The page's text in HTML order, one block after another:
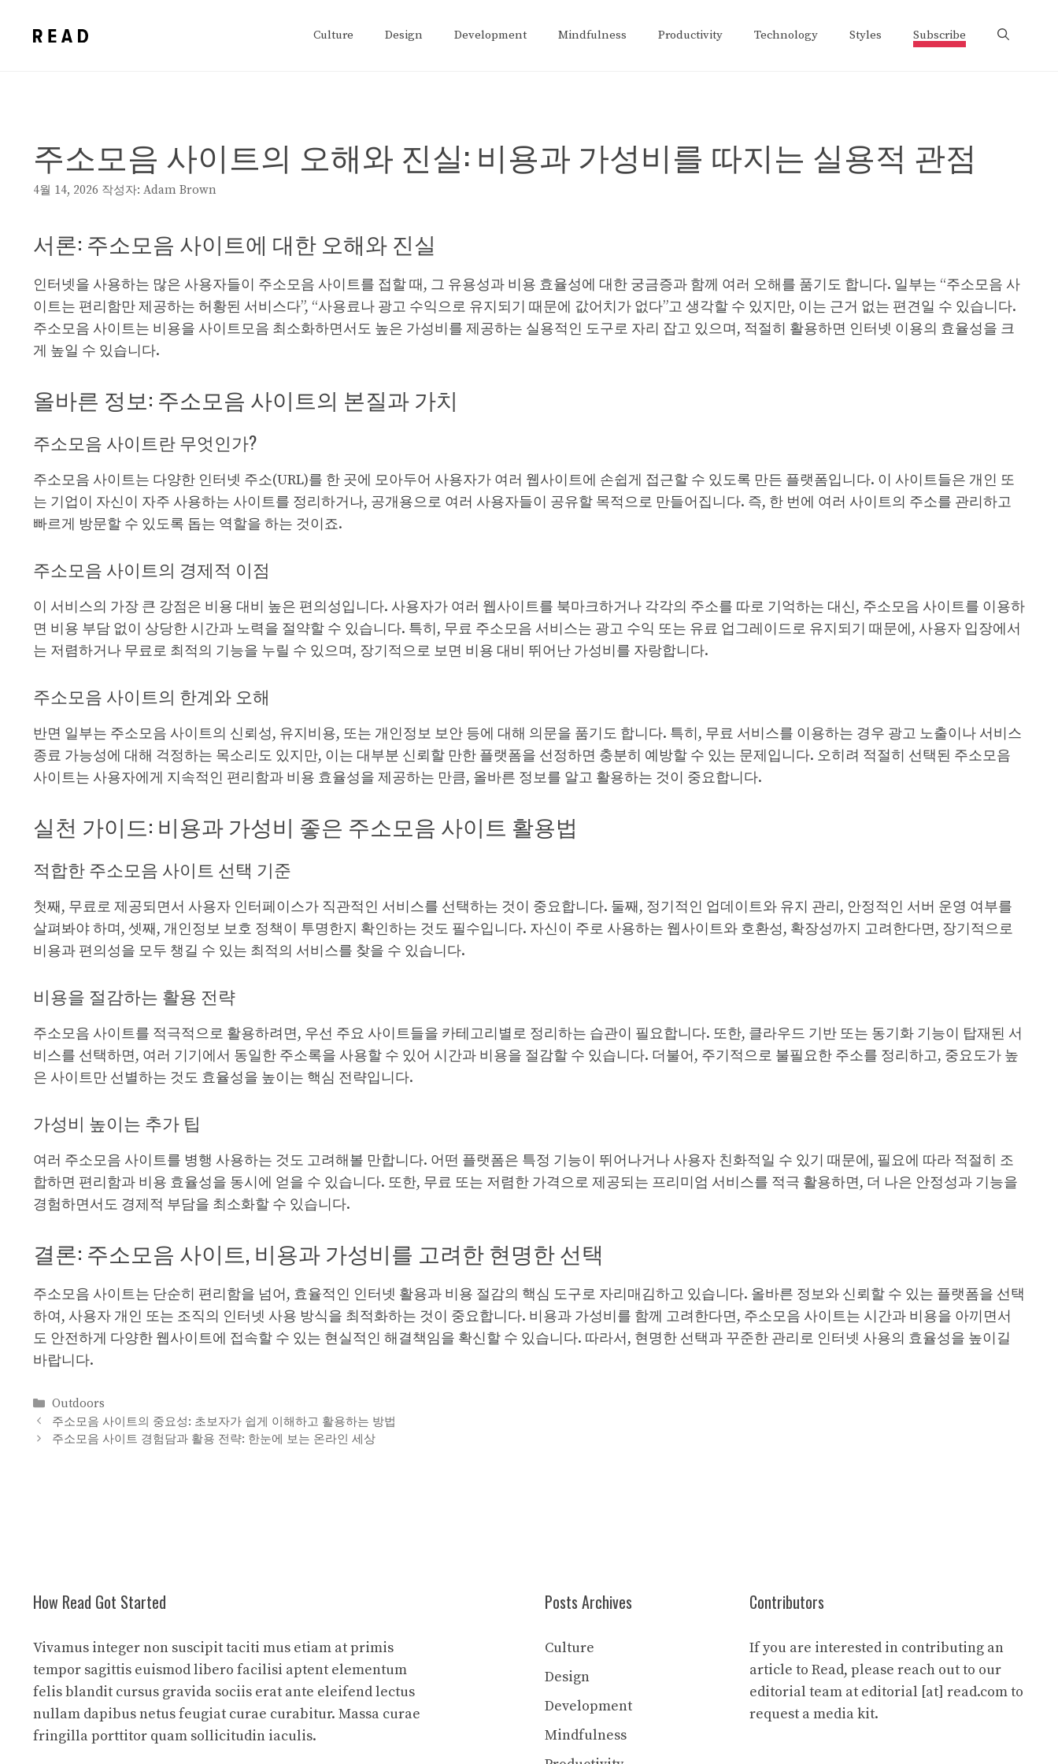
Culture Design Development Mindfulness Productivity Technology Styles Subscribe
주소모음 사이트의 오해와 진실: 비용과 가성비를 따지는 실용적 관점
4월 14, 2026 작성자: Adam Brown
서론: 주소모음 사이트에 대한 오해와 진실
인터넷을 사용하는 많은 사용자들이 주소모음 사이트를 접할 때, 그 유용성과 비용 효율성에 대한 궁금증과 함께 여러 오해를 품기도 합니다. 일부는 “주소모음 사
이트는 편리함만 제공하는 허황된 서비스다”, “사용료나 광고 수익으로 유지되기 때문에 값어치가 없다”고 생각할 수 있지만, 이는 근거 없는 편견일 수 있습니다.
주소모음 사이트는 비용을 사이트모음 최소화하면서도 높은 가성비를 제공하는 실용적인 도구로 자리 잡고 있으며, 적절히 활용하면 인터넷 이용의 효율성을 크
게 높일 수 있습니다.
올바른 정보: 주소모음 사이트의 본질과 가치
주소모음 사이트란 무엇인가?
주소모음 사이트는 다양한 인터넷 주소(URL)를 한 곳에 모아두어 사용자가 여러 웹사이트에 손쉽게 접근할 수 있도록 만든 플랫폼입니다. 이 사이트들은 개인 또
는 기업이 자신이 자주 사용하는 사이트를 정리하거나, 공개용으로 여러 사용자들이 공유할 목적으로 만들어집니다. 즉, 한 번에 여러 사이트의 주소를 관리하고
빠르게 방문할 수 있도록 돕는 역할을 하는 것이죠.
주소모음 사이트의 경제적 이점
이 서비스의 가장 큰 강점은 비용 대비 높은 편의성입니다. 사용자가 여러 웹사이트를 북마크하거나 각각의 주소를 따로 기억하는 대신, 주소모음 사이트를 이용하
면 비용 부담 없이 상당한 시간과 노력을 절약할 수 있습니다. 특히, 무료 주소모음 서비스는 광고 수익 또는 유료 업그레이드로 유지되기 때문에, 사용자 입장에서
는 저렴하거나 무료로 최적의 기능을 누릴 수 있으며, 장기적으로 보면 비용 대비 뛰어난 가성비를 자랑합니다.
주소모음 사이트의 한계와 오해
반면 일부는 주소모음 사이트의 신뢰성, 유지비용, 또는 개인정보 보안 등에 대해 의문을 품기도 합니다. 특히, 무료 서비스를 이용하는 경우 광고 노출이나 서비스
종료 가능성에 대해 걱정하는 목소리도 있지만, 이는 대부분 신뢰할 만한 플랫폼을 선정하면 충분히 예방할 수 있는 문제입니다. 오히려 적절히 선택된 주소모음
사이트는 사용자에게 지속적인 편리함과 비용 효율성을 제공하는 만큼, 올바른 정보를 알고 활용하는 것이 중요합니다.
실천 가이드: 비용과 가성비 좋은 주소모음 사이트 활용법
적합한 주소모음 사이트 선택 기준
첫째, 무료로 제공되면서 사용자 인터페이스가 직관적인 서비스를 선택하는 것이 중요합니다. 둘째, 정기적인 업데이트와 유지 관리, 안정적인 서버 운영 여부를
살펴봐야 하며, 셋째, 개인정보 보호 정책이 투명한지 확인하는 것도 필수입니다. 자신이 주로 사용하는 웹사이트와 호환성, 확장성까지 고려한다면, 장기적으로
비용과 편의성을 모두 챙길 수 있는 최적의 서비스를 찾을 수 있습니다.
비용을 절감하는 활용 전략
주소모음 사이트를 적극적으로 활용하려면, 우선 주요 사이트들을 카테고리별로 정리하는 습관이 필요합니다. 또한, 클라우드 기반 또는 동기화 기능이 탑재된 서
비스를 선택하면, 여러 기기에서 동일한 주소록을 사용할 수 있어 시간과 비용을 절감할 수 있습니다. 더불어, 주기적으로 불필요한 주소를 정리하고, 중요도가 높
은 사이트만 선별하는 것도 효율성을 높이는 핵심 전략입니다.
가성비 높이는 추가 팁
여러 주소모음 사이트를 병행 사용하는 것도 고려해볼 만합니다. 어떤 플랫폼은 특정 기능이 뛰어나거나 사용자 친화적일 수 있기 때문에, 필요에 따라 적절히 조
합하면 편리함과 비용 효율성을 동시에 얻을 수 있습니다. 또한, 무료 또는 저렴한 가격으로 제공되는 프리미엄 서비스를 적극 활용하면, 더 나은 안정성과 기능을
경험하면서도 경제적 부담을 최소화할 수 있습니다.
결론: 주소모음 사이트, 비용과 가성비를 고려한 현명한 선택
주소모음 사이트는 단순히 편리함을 넘어, 효율적인 인터넷 활용과 비용 절감의 핵심 도구로 자리매김하고 있습니다. 올바른 정보와 신뢰할 수 있는 플랫폼을 선택
하여, 사용자 개인 또는 조직의 인터넷 사용 방식을 최적화하는 것이 중요합니다. 비용과 가성비를 함께 고려한다면, 주소모음 사이트는 시간과 비용을 아끼면서
도 안전하게 다양한 웹사이트에 접속할 수 있는 현실적인 해결책임을 확신할 수 있습니다. 따라서, 현명한 선택과 꾸준한 관리로 인터넷 사용의 효율성을 높이길
바랍니다.
카
테
고
Outdoors
주소모음 사이트의 중요성: 초보자가 쉽게 이해하고 활용하는 방법
주소모음 사이트 경험담과 활용 전략: 한눈에 보는 온라인 세상
How Read Got Started
Vivamus integer non suscipit taciti mus etiam at primis
tempor sagittis euismod libero facilisi aptent elementum
felis blandit cursus gravida sociis erat ante eleifend lectus
nullam dapibus netus feugiat curae curabitur. Massa curae
fringilla porttitor quam sollicitudin iaculis.
Posts Archives
Culture
Design
Development
Mindfulness
Contributors
If you are interested in contributing an
article to Read, please reach out to our
editorial team at editorial [at] read.com to
request a media kit.